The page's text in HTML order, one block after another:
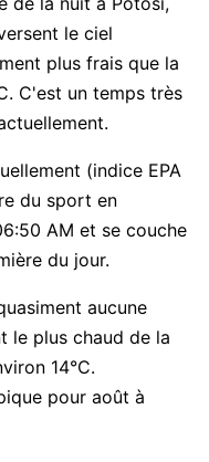
le ciel
plus frais que la
C'est un temps très
(indice EPA
du sport en
AM et se couche
du jour.
aucune
le plus chaud de la
14°C.
pour août à